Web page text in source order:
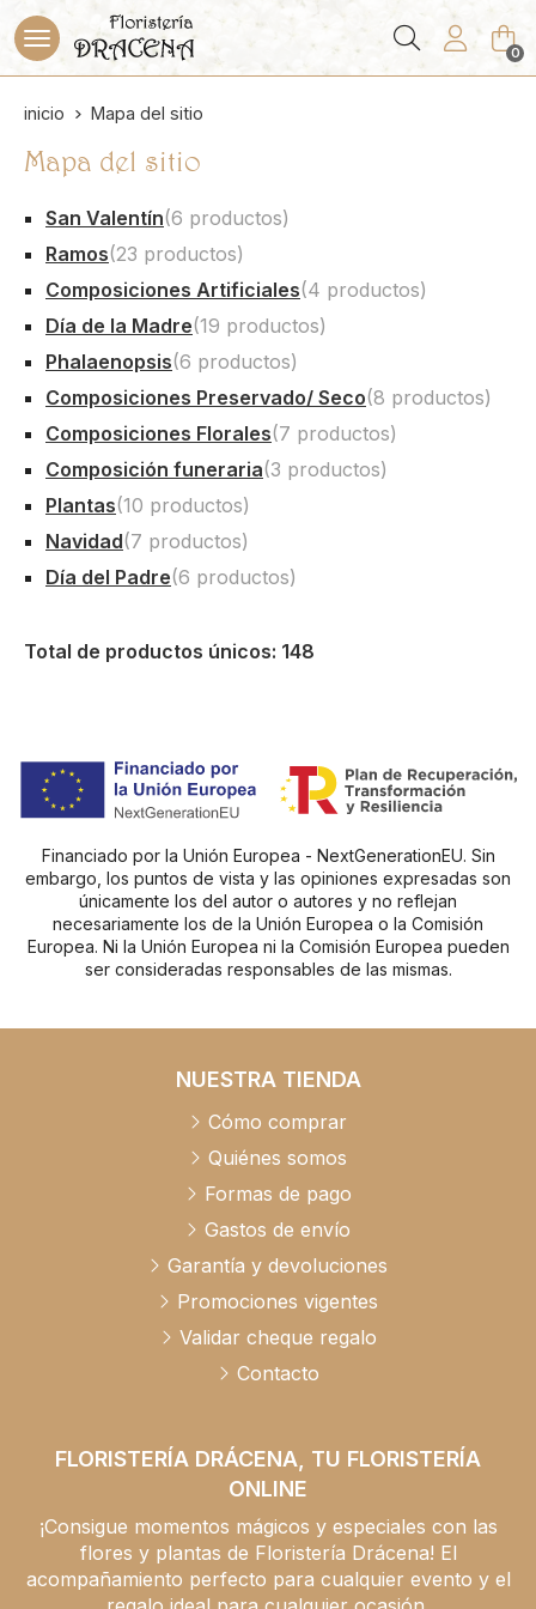
Buscar 0
inicio Mapa del sitio
Mapa del sitio
San Valentín(6 productos)
Ramos(23 productos)
Composiciones Artificiales(4 productos)
Día de la Madre(19 productos)
Phalaenopsis(6 productos)
Composiciones Preservado/ Seco(8 productos)
Composiciones Florales(7 productos)
Composición funeraria(3 productos)
Plantas(10 productos)
Navidad(7 productos)
Día del Padre(6 productos)
Total de productos únicos: 148
Financiado por la Unión Europea - NextGenerationEU. Sin
embargo, los puntos de vista y las opiniones expresadas son
únicamente los del autor o autores y no reflejan
necesariamente los de la Unión Europea o la Comisión
Europea. Ni la Unión Europea ni la Comisión Europea pueden
ser consideradas responsables de las mismas.
FLORISTERÍA DRÁCENA, TU FLORISTERÍA
ONLINE
¡Consigue momentos mágicos y especiales con las
flores y plantas de Floristería Drácena! El
acompañamiento perfecto para cualquier evento y el
NUESTRA TIENDA
Cómo comprar
Quiénes somos
Formas de pago
Gastos de envío
Garantía y devoluciones
Promociones vigentes
Validar cheque regalo
Contacto